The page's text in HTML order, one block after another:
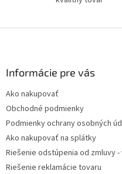
Informácie pre vás
Ako nakupovať
Obchodné podmienky
Podmienky ochrany osobných
Ako nakupovať na splátky
Riešenie odstúpenia od zmluvy
Riešenie reklamácie tovaru